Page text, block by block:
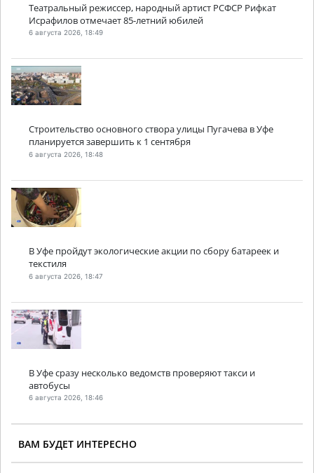
Театральный режиссер, народный артист РСФСР Рифкат
Исрафилов отмечает 85-летний юбилей
6 августа 2026, 18:49
Строительство основного створа улицы Пугачева в Уфе
планируется завершить к 1 сентября
6 августа 2026, 18:48
В Уфе пройдут экологические акции по сбору батареек и
текстиля
6 августа 2026, 18:47
В Уфе сразу несколько ведомств проверяют такси и
автобусы
6 августа 2026, 18:46
ВАМ БУДЕТ ИНТЕРЕСНО